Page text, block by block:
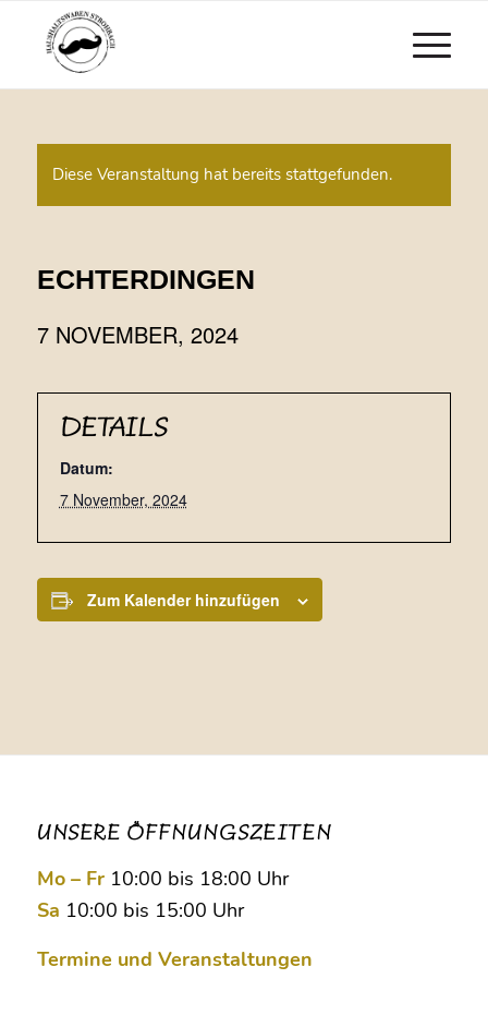
Diese Veranstaltung hat bereits stattgefunden.
ECHTERDINGEN
7 NOVEMBER, 2024
DETAILS
Datum:
7 November, 2024
Zum Kalender hinzufügen
UNSERE ÖFFNUNGSZEITEN
Mo – Fr10:00 bis 18:00 Uhr
Sa 10:00 bis 15:00 Uhr
Termine und Veranstaltungen